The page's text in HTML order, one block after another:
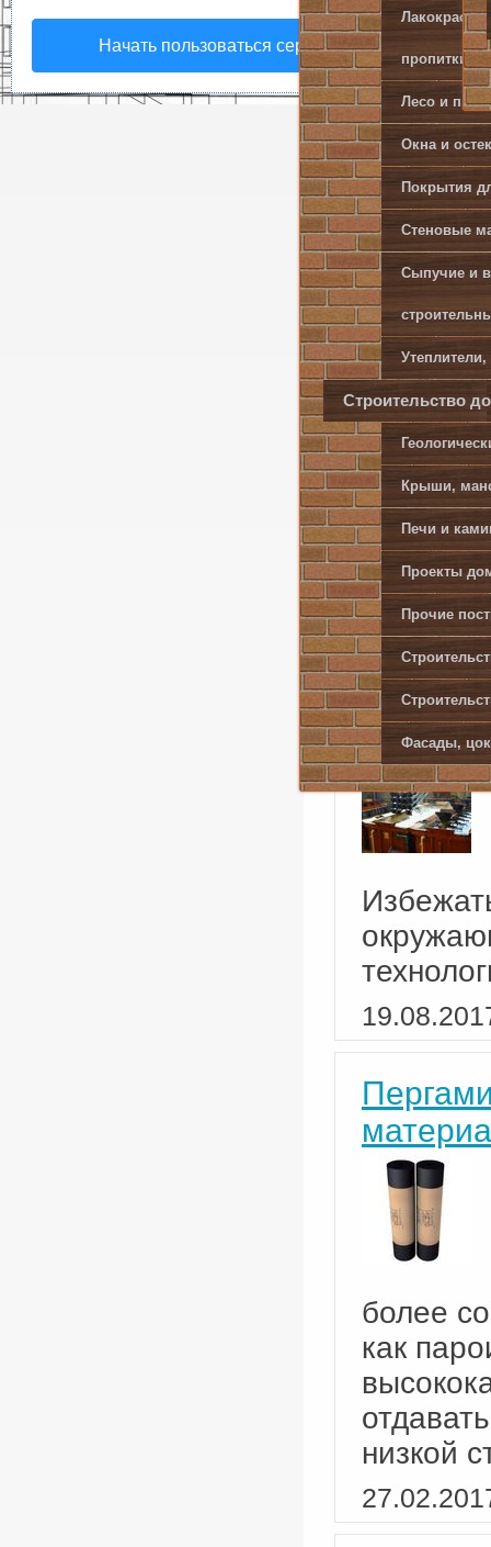
пропитки
Лесо и
Окна и
Покрытия
Стеновые
Сыпучие и
Строительство
Крыши,
Печи и
Проекты
Прочие
Фасады,
Начать пользоваться сервисом
Главная/
–
Каждый
более
как
низкой